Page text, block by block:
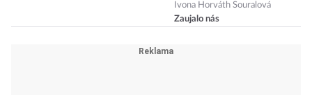
změní její šatník?
Ivona Horváth Souralová
Zaujalo nás